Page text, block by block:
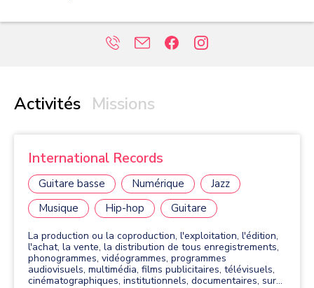
Activités Missions
International Records
Guitare basse Numérique
Jazz
Musique
Hip-hop Guitare
La production ou la coproduction, l'exploitation, l'édition,
l'achat, la vente, la distribution de tous enregistrements,
phonogrammes, vidéogrammes, programmes
audiovisuels, multimédia, films publicitaires, télévisuels,
cinématographiques, institutionnels, documentaires, sur